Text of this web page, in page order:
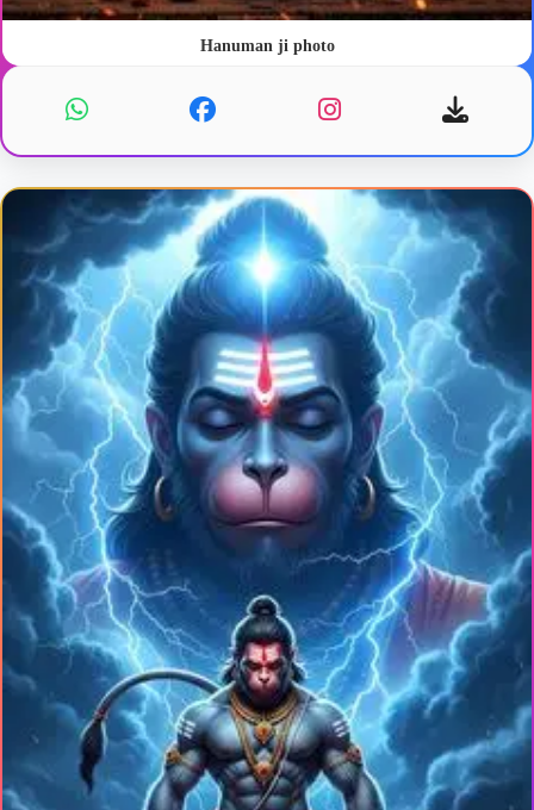
Hanuman ji photo